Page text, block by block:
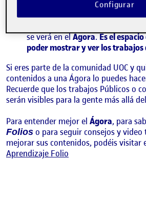
. Si los y las compañeras
asocian a una actividad del aula
se verá en elÁgora.Es el
poder mostrar y ver los trabajos
Si eres parte de la comunidad UOC y
contenidos a una Ágora lo puedes
Recuerde que los trabajos Públicos o
serán visibles para la gente más allá
Para entender mejor el Ágora, para
Folios o para seguir consejos y
mejorar sus contenidos, podéis visitar
Aprendizaje Folio
Configurar